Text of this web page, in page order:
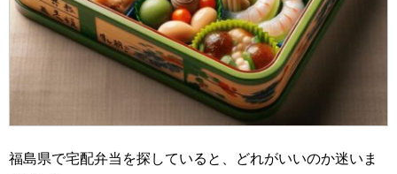
福島県で宅配弁当を探していると、どれがいいのか迷いま